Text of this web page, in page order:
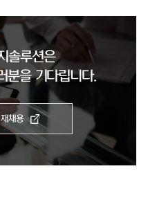
솔루션은
분을 기다립니다.
채용